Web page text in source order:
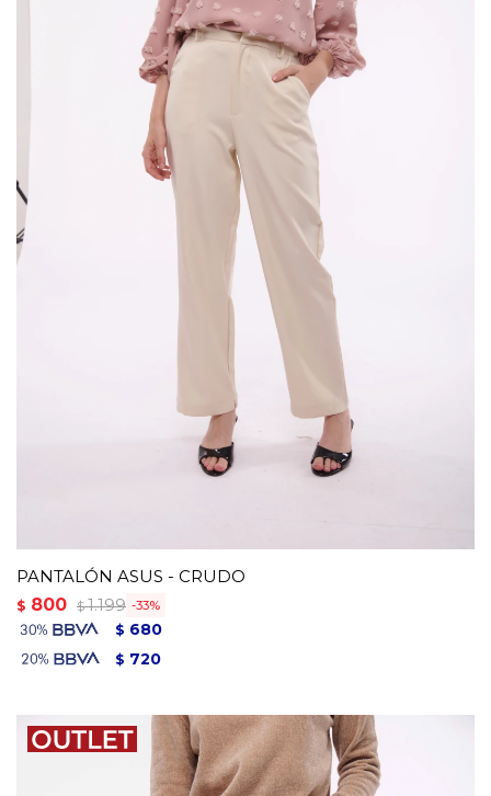
PANTALÓN ASUS - CRUDO
$ 800 $ 1.199 33
$ 680
$ 720